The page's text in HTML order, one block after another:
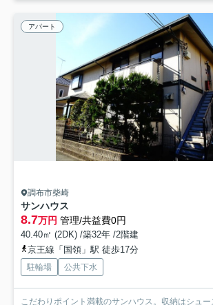
アパート
調布市柴崎
サンハウス
8.7万円 管理/共益費0円
40.40㎡ (2DK) /築32年 /2階建
京王線「国領」駅 徒歩17分
駐輪場 公共下水
こだわりポイント満載のサンハウス。収納はシュ